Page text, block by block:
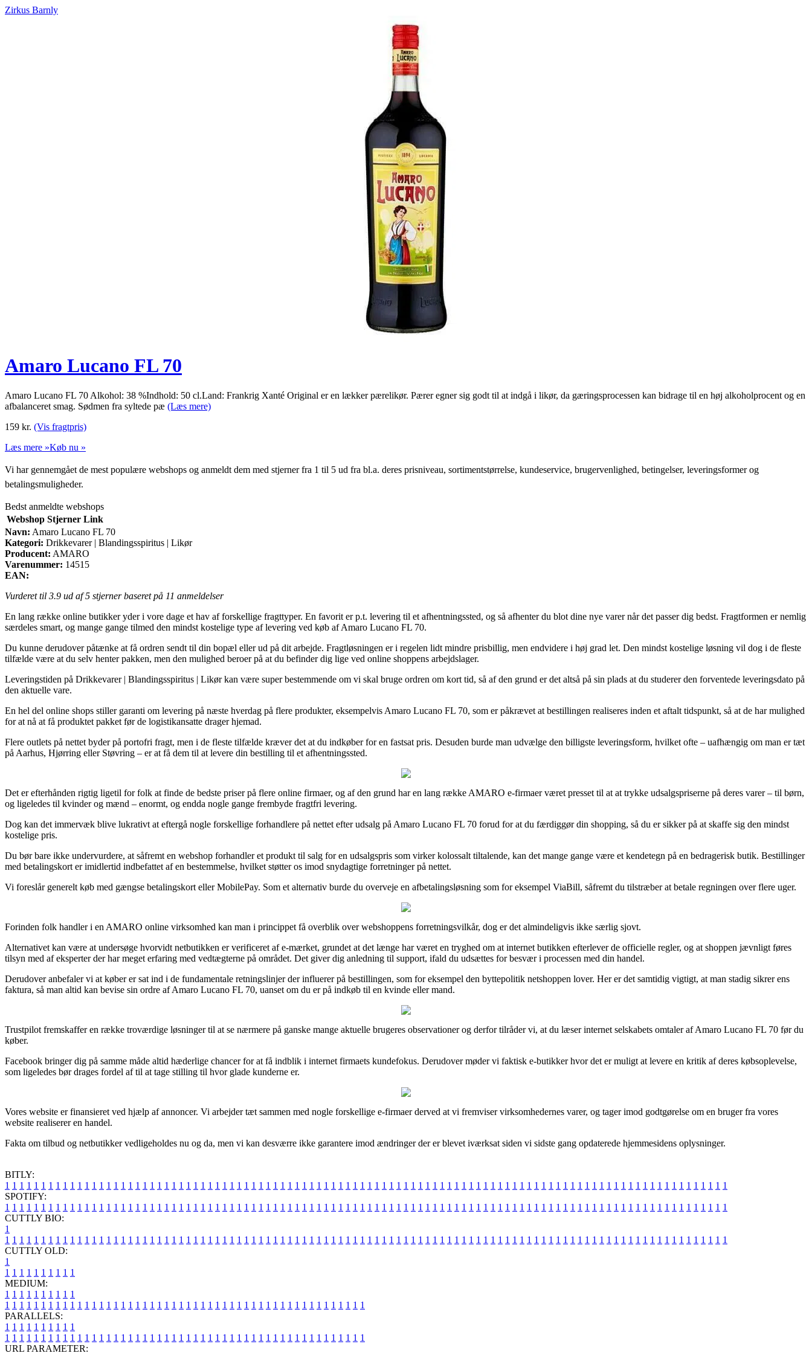
Zirkus Barnly
Amaro Lucano FL 70
Amaro Lucano FL 70 Alkohol: 38 %Indhold: 50 cl.Land: Frankrig Xanté Original er en lækker pærelikør. Pærer egner sig godt til at indgå i likør, da gæringsprocessen kan bidrage til en høj alkoholprocent og en
afbalanceret smag. Sødmen fra syltede pæ (Læs mere)
159 kr. (Vis fragtpris)
Læs mere »Køb nu »
Vi har gennemgået de mest populære webshops og anmeldt dem med stjerner fra 1 til 5 ud fra bl.a. deres prisniveau, sortimentstørrelse, kundeservice, brugervenlighed, betingelser, leveringsformer og
betalingsmuligheder.
Bedst anmeldte webshops
Webshop Stjerner Link
Navn: Amaro Lucano FL 70
Kategori: Drikkevarer | Blandingsspiritus | Likør
Producent: AMARO
Varenummer: 14515
EAN:
Vurderet til 3.9 ud af 5 stjerner baseret på 11 anmeldelser
En lang række online butikker yder i vore dage et hav af forskellige fragttyper. En favorit er p.t. levering til et afhentningssted, og så afhenter du blot dine nye varer når det passer dig bedst. Fragtformen er nemlig
særdeles smart, og mange gange tilmed den mindst kostelige type af levering ved køb af Amaro Lucano FL 70.
Du kunne derudover påtænke at få ordren sendt til din bopæl eller ud på dit arbejde. Fragtløsningen er i regelen lidt mindre prisbillig, men endvidere i høj grad let. Den mindst kostelige løsning vil dog i de fleste
tilfælde være at du selv henter pakken, men den mulighed beroer på at du befinder dig lige ved online shoppens arbejdslager.
Leveringstiden på Drikkevarer | Blandingsspiritus | Likør kan være super bestemmende om vi skal bruge ordren om kort tid, så af den grund er det altså på sin plads at du studerer den forventede leveringsdato på
den aktuelle vare.
En hel del online shops stiller garanti om levering på næste hverdag på flere produkter, eksempelvis Amaro Lucano FL 70, som er påkrævet at bestillingen realiseres inden et aftalt tidspunkt, så at de har mulighed
for at nå at få produktet pakket før de logistikansatte drager hjemad.
Flere outlets på nettet byder på portofri fragt, men i de fleste tilfælde kræver det at du indkøber for en fastsat pris. Desuden burde man udvælge den billigste leveringsform, hvilket ofte – uafhængig om man er tæt
på Aarhus, Hjørring eller Støvring – er at få dem til at levere din bestilling til et afhentningssted.
Det er efterhånden rigtig ligetil for folk at finde de bedste priser på flere online firmaer, og af den grund har en lang række AMARO e-firmaer været presset til at at trykke udsalgspriserne på deres varer – til børn,
og ligeledes til kvinder og mænd – enormt, og endda nogle gange frembyde fragtfri levering.
Dog kan det immervæk blive lukrativt at eftergå nogle forskellige forhandlere på nettet efter udsalg på Amaro Lucano FL 70 forud for at du færdiggør din shopping, så du er sikker på at skaffe sig den mindst
kostelige pris.
Du bør bare ikke undervurdere, at såfremt en webshop forhandler et produkt til salg for en udsalgspris som virker kolossalt tiltalende, kan det mange gange være et kendetegn på en bedragerisk butik. Bestillinger
med betalingskort er imidlertid indbefattet af en bestemmelse, hvilket støtter os imod snydagtige forretninger på nettet.
Vi foreslår generelt køb med gængse betalingskort eller MobilePay. Som et alternativ burde du overveje en afbetalingsløsning som for eksempel ViaBill, såfremt du tilstræber at betale regningen over flere uger.
Forinden folk handler i en AMARO online virksomhed kan man i princippet få overblik over webshoppens forretningsvilkår, dog er det almindeligvis ikke særlig sjovt.
Alternativet kan være at undersøge hvorvidt netbutikken er verificeret af e-mærket, grundet at det længe har været en tryghed om at internet butikken efterlever de officielle regler, og at shoppen jævnligt føres
tilsyn med af eksperter der har meget erfaring med vedtægterne på området. Det giver dig anledning til support, ifald du udsættes for besvær i processen med din handel.
Derudover anbefaler vi at køber er sat ind i de fundamentale retningslinjer der influerer på bestillingen, som for eksempel den byttepolitik netshoppen lover. Her er det samtidig vigtigt, at man stadig sikrer ens
faktura, så man altid kan bevise sin ordre af Amaro Lucano FL 70, uanset om du er på indkøb til en kvinde eller mand.
Trustpilot fremskaffer en række troværdige løsninger til at se nærmere på ganske mange aktuelle brugeres observationer og derfor tilråder vi, at du læser internet selskabets omtaler af Amaro Lucano FL 70 før du
køber.
Facebook bringer dig på samme måde altid hæderlige chancer for at få indblik i internet firmaets kundefokus. Derudover møder vi faktisk e-butikker hvor det er muligt at levere en kritik af deres købsoplevelse,
som ligeledes bør drages fordel af til at tage stilling til hvor glade kunderne er.
Vores website er finansieret ved hjælp af annoncer. Vi arbejder tæt sammen med nogle forskellige e-firmaer derved at vi fremviser virksomhedernes varer, og tager imod godtgørelse om en bruger fra vores
website realiserer en handel.
Fakta om tilbud og netbutikker vedligeholdes nu og da, men vi kan desværre ikke garantere imod ændringer der er blevet iværksat siden vi sidste gang opdaterede hjemmesidens oplysninger.
BITLY:
1 1 1 1 1 1 1 1 1 1 1 1 1 1 1 1 1 1 1 1 1 1 1 1 1 1 1 1 1 1 1 1 1 1 1 1 1 1 1 1 1 1 1 1 1 1 1 1 1 1 1 1 1 1 1 1 1 1 1 1 1 1 1 1 1 1 1 1 1 1 1 1 1 1 1 1 1 1 1 1 1 1 1 1 1 1 1 1 1 1 1 1 1 1 1 1 1 1 1 1
SPOTIFY:
1 1 1 1 1 1 1 1 1 1 1 1 1 1 1 1 1 1 1 1 1 1 1 1 1 1 1 1 1 1 1 1 1 1 1 1 1 1 1 1 1 1 1 1 1 1 1 1 1 1 1 1 1 1 1 1 1 1 1 1 1 1 1 1 1 1 1 1 1 1 1 1 1 1 1 1 1 1 1 1 1 1 1 1 1 1 1 1 1 1 1 1 1 1 1 1 1 1 1 1
CUTTLY BIO:
1
1 1 1 1 1 1 1 1 1 1 1 1 1 1 1 1 1 1 1 1 1 1 1 1 1 1 1 1 1 1 1 1 1 1 1 1 1 1 1 1 1 1 1 1 1 1 1 1 1 1 1 1 1 1 1 1 1 1 1 1 1 1 1 1 1 1 1 1 1 1 1 1 1 1 1 1 1 1 1 1 1 1 1 1 1 1 1 1 1 1 1 1 1 1 1 1 1 1 1 1
CUTTLY OLD:
1
1 1 1 1 1 1 1 1 1 1
MEDIUM:
1 1 1 1 1 1 1 1 1 1
1 1 1 1 1 1 1 1 1 1 1 1 1 1 1 1 1 1 1 1 1 1 1 1 1 1 1 1 1 1 1 1 1 1 1 1 1 1 1 1 1 1 1 1 1 1 1 1 1 1
PARALLELS:
1 1 1 1 1 1 1 1 1 1
1 1 1 1 1 1 1 1 1 1 1 1 1 1 1 1 1 1 1 1 1 1 1 1 1 1 1 1 1 1 1 1 1 1 1 1 1 1 1 1 1 1 1 1 1 1 1 1 1 1
URL PARAMETER: